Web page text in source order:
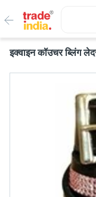
इक्वाइन कॉउचर ब्लिंग